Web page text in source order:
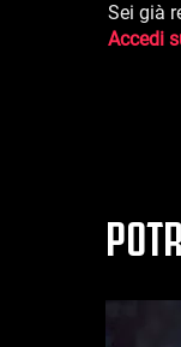
Sei già
Accedi